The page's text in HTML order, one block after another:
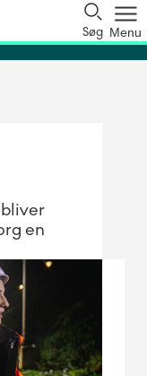
Søg Menu
en